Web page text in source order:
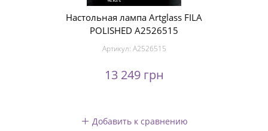
Настольная лампа Artglass FILA
POLISHED A2526515
Артикул: A2526515
13 249 грн
Добавить к сравнению